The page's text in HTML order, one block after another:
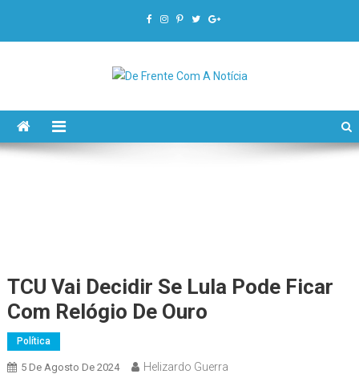
De Frente Com A Notícia
TCU Vai Decidir Se Lula Pode Ficar
Com Relógio De Ouro
Política
5 De Agosto De 2024 Helizardo Guerra